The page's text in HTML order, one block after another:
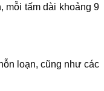
mỗi tấm dài khoảng 9
loạn, cũng như các